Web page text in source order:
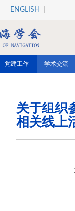
ENGLISH
党建工作 学术交流
关于组织
相关线上